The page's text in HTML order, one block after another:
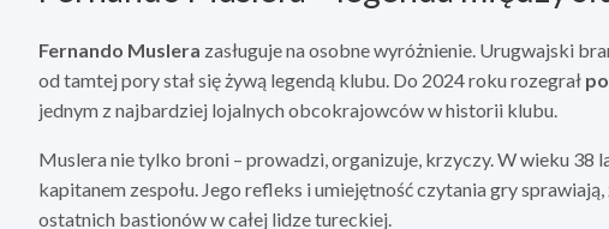
Fernando Muslera zasługuje na osobne wyróżnienie. Urugwajski
od tamtej pory stał się żywą legendą klubu. Do 2024 roku rozegrał
jednym z najbardziej lojalnych obcokrajowców w historii klubu.
Muslera nie tylko broni – prowadzi, organizuje, krzyczy. W wieku
kapitanem zespołu. Jego refleks i umiejętność czytania gry
ostatnich bastionów w całej lidze tureckiej.